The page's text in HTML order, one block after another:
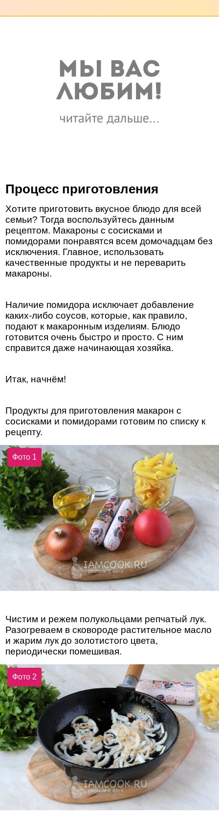
Процесс приготовления
Хотите приготовить вкусное блюдо для всей
семьи? Тогда воспользуйтесь данным
рецептом. Макароны с сосисками и
помидорами понравятся всем домочадцам без
исключения. Главное, использовать
качественные продукты и не переварить
макароны.
Наличие помидора исключает добавление
каких-либо соусов, которые, как правило,
подают к макаронным изделиям. Блюдо
готовится очень быстро и просто. С ним
справится даже начинающая хозяйка.
Итак, начнём!
Продукты для приготовления макарон с
сосисками и помидорами готовим по списку к
рецепту.
Фото 1
Чистим и режем полукольцами репчатый лук.
Разогреваем в сковороде растительное масло
и жарим лук до золотистого цвета,
периодически помешивая.
Фото 2